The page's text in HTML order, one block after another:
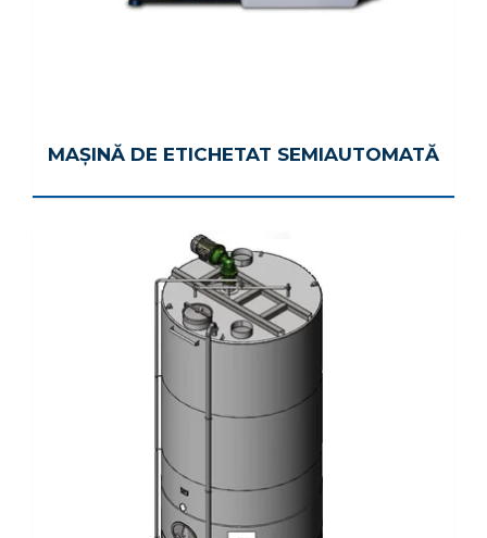
MAȘINĂ DE ETICHETAT SEMIAUTOMATĂ